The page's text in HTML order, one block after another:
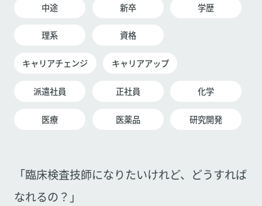
中途 新卒 学歴
理系 資格
キャリアチェンジ キャリアアップ
派遣社員 正社員 化学
医療 医薬品 研究開発
「臨床検査技師になりたいけれど、どうすれば
なれるの？」